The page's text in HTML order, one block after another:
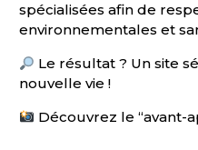
spécialisées afin de
environnementales et
Le résultat ? Un site
nouvelle vie !
Découvrez le “avant-